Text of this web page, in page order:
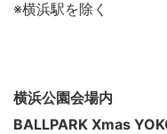
※横浜駅を除く
横浜公園会場内
BALLPARK Xmas